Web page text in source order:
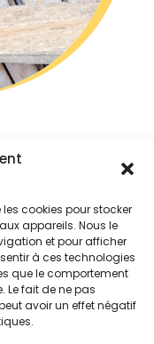
cookies pour stocker
appareils. Nous le
et pour afficher
à ces technologies
que le comportement
Le fait de ne pas
avoir un effet négatif